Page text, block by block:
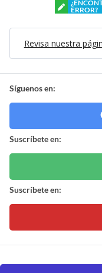
ERROR?
Revisa nuestra
Síguenos en:
Suscríbete en:
Suscríbete en: